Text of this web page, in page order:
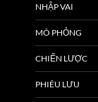
NHẬP VAI
MÔ PHỎNG
CHIẾN LƯỢC
PHIÊU LƯU